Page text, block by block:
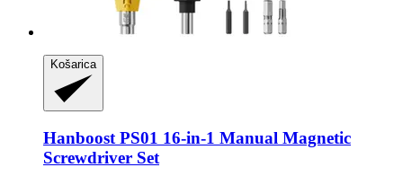
Košarica
Hanboost PS01 16-​in-​1 Manual Magnetic
Screwdriver Set